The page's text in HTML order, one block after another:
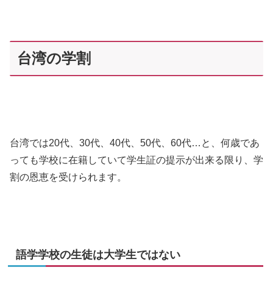
台湾の学割
台湾では20代、30代、40代、50代、60代…と、何歳であ
っても学校に在籍していて学生証の提示が出来る限り、学
割の恩恵を受けられます。
語学学校の生徒は大学生ではない